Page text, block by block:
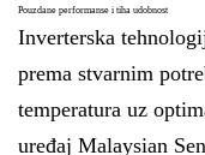
Pouzdane performanse i tiha udobnost
Inverterska
prema stvarnim
temperatura uz
uređaj Malaysian